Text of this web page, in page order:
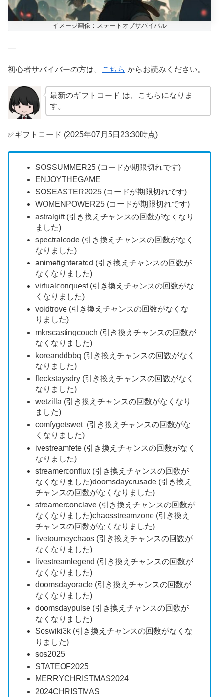
イメージ画像：ステートオブサバイバル
—
初心者サバイバーの方は、 こちら からお読みください。
最新のギフトコード は、こちらになりま
す。
✅ギフトコード (2025年07月5日23:30時点)
SOSSUMMER25 (コードが期限切れです)
ENJOYTHEGAME
SOSEASTER2025 (コードが期限切れです)
WOMENPOWER25 (コードが期限切れです)
astralgift (引き換えチャンスの回数がなくなり
ました)
spectralcode (引き換えチャンスの回数がなく
なりました)
animefighteratdd (引き換えチャンスの回数が
なくなりました)
virtualconquest (引き換えチャンスの回数がな
くなりました)
voidtrove (引き換えチャンスの回数がなくな
りました)
mkrscastingcouch (引き換えチャンスの回数が
なくなりました)
koreanddbbq (引き換えチャンスの回数がなく
なりました)
fleckstaysdry (引き換えチャンスの回数がなく
なりました)
wetzilla (引き換えチャンスの回数がなくなり
ました)
comfygetswet (引き換えチャンスの回数がな
くなりました)
ivestreamfete (引き換えチャンスの回数がなく
なりました)
streamerconflux (引き換えチャンスの回数が
なくなりました)doomsdaycrusade (引き換え
チャンスの回数がなくなりました)
streamerconclave (引き換えチャンスの回数が
なくなりました)chaosstreamzone (引き換え
チャンスの回数がなくなりました)
livetourneychaos (引き換えチャンスの回数が
なくなりました)
livestreamlegend (引き換えチャンスの回数が
なくなりました)
doomsdayoracle (引き換えチャンスの回数が
なくなりました)
doomsdaypulse (引き換えチャンスの回数が
なくなりました)
Soswiki3k (引き換えチャンスの回数がなくな
りました)
sos2025
STATEOF2025
MERRYCHRISTMAS2024
2024CHRISTMAS